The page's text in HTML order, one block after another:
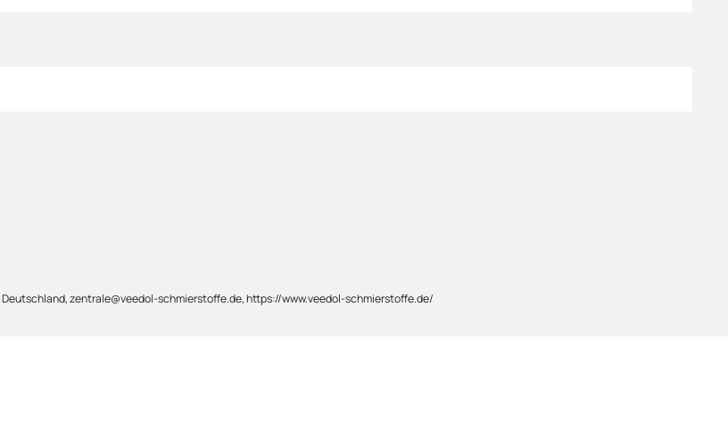
zentrale@veedol-schmierstoffe.de, https://www.veedol-schmierstoffe.de/